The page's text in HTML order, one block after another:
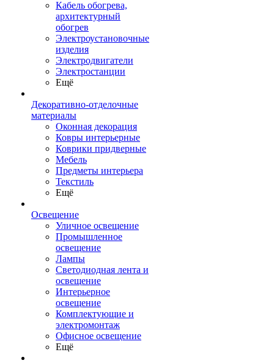
Кабель обогрева,
архитектурный
обогрев
Электроустановочные
изделия
Электродвигатели
Электростанции
Ещё
Декоративно-отделочные
материалы
Оконная декорация
Ковры интерьерные
Коврики придверные
Мебель
Предметы интерьера
Текстиль
Ещё
Освещение
Уличное освещение
Промышленное
освещение
Лампы
Светодиодная лента и
освещение
Интерьерное
освещение
Комплектующие и
электромонтаж
Офисное освещение
Ещё